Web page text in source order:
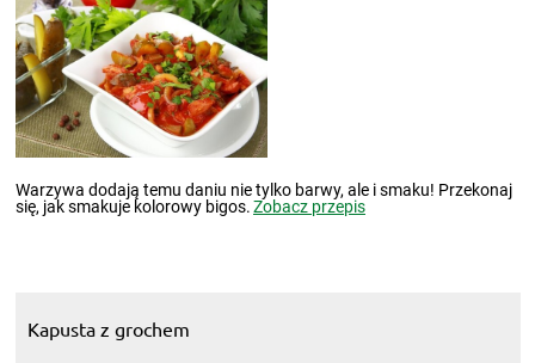
Warzywa dodają temu daniu nie tylko barwy, ale i smaku! Przekonaj
się, jak smakuje kolorowy bigos.Zobacz przepis
Kapusta z grochem